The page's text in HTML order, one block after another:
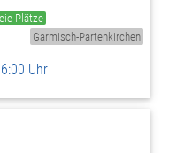
Plätze
Garmisch-Partenkirchen
Uhr